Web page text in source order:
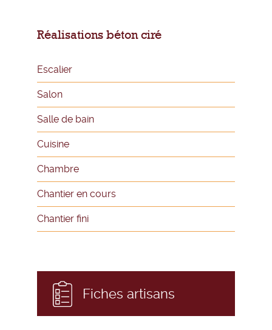
Réalisations béton ciré
Escalier
Salon
Salle de bain
Cuisine
Chambre
Chantier en cours
Chantier fini
Fiches artisans